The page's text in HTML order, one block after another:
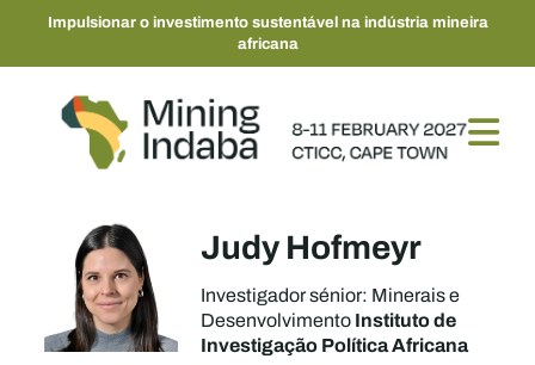
Impulsionar o investimento sustentável na indústria mineira
africana
Judy Hofmeyr
Investigador sénior: Minerais e
DesenvolvimentoInstituto de
Investigação Política Africana